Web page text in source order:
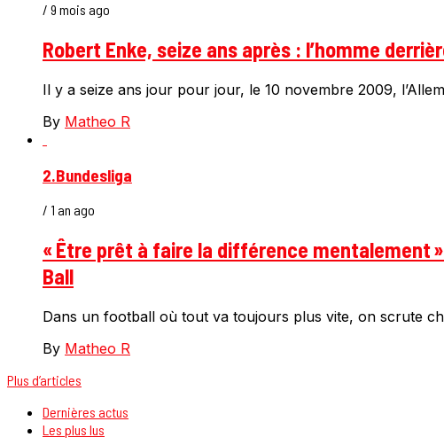
/ 9 mois ago
Robert Enke, seize ans après : l’homme
Il y a seize ans jour pour jour, le 10 novembre 2009,
By Matheo R
2.Bundesliga
/ 1 an ago
« Être prêt à faire la différence mentalement
Ball
Dans un football où tout va toujours plus vite, on scrute
By Matheo R
Plus d’articles
Dernières actus
Les plus lus